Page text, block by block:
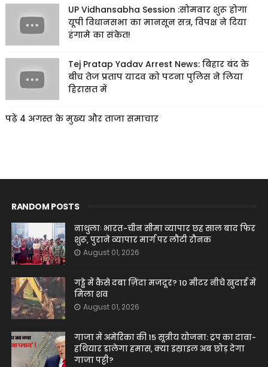
UP Vidhansabha Session :सोमवार शुरू होगा
यूपी विधानसभा का मानसून सत्र, विपक्ष ने दिया
हंगामे का संकेत!
Tej Pratap Yadav Arrest News: बिहार बंद के
बीच तेज प्रताप यादव को पटना पुलिस ने लिया
हिरासत में
पढ़ें 4 अगस्त के मुख्य और ताजा समाचार
RANDOM POSTS
नाथुलाः भारत-चीन सीमा व्यापार छह साल बाद फिर
शुरू, पुराने व्यापार मार्ग पर लौटी रौनक
August 01, 2026
गड्ढे में कैसे दबा ज़िंदा मजदूर? 10 मीटर नीचे खुदाई में
मिला शव
August 01, 2026
गाजा में अमेरिका की 15 सूत्रीय योजना: ट्रंप का दावा-
हथियार डालेगा हमास, क्या इस्राइल अब छोड़ देगा
गाजा पट्टी?